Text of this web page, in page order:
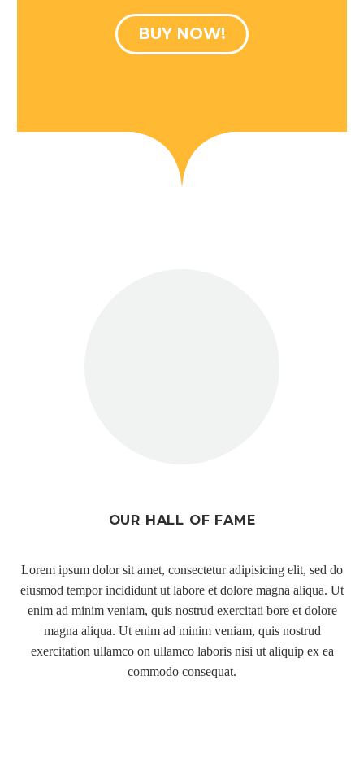
BUY NOW!
OUR HALL OF FAME
Lorem ipsum dolor sit amet, consectetur adipisicing elit, sed do
eiusmod tempor incididunt ut labore et dolore magna aliqua. Ut
enim ad minim veniam, quis nostrud exercitati bore et dolore
magna aliqua. Ut enim ad minim veniam, quis nostrud
exercitation ullamco on ullamco laboris nisi ut aliquip ex ea
commodo consequat.